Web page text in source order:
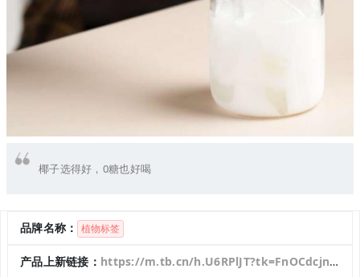
椰子选得好，0糖也好喝
品牌名称： 植物标签
产品上新链接： https://m.tb.cn/h.U6RPlJT?tk=FnOCdcjnD2q CZ0001